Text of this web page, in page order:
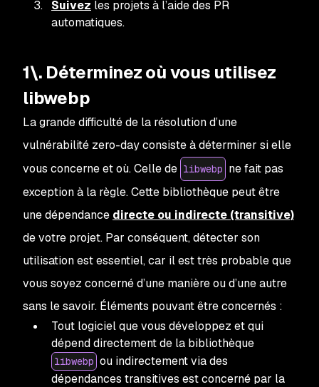
Suivez les projets à l’aide des PR
automatiques.
1\. Déterminez où vous utilisez
libwebp
La grande difficulté de la résolution d’une
vulnérabilité zero-day consiste à déterminer si elle
vous concerne et où. Celle de libwebp ne fait pas
exception à la règle. Cette bibliothèque peut être
une dépendance directe ou indirecte (transitive)
de votre projet. Par conséquent, détecter son
utilisation est essentiel, car il est très probable que
vous soyez concerné d’une manière ou d’une autre
sans le savoir. Éléments pouvant être concernés :
Tout logiciel que vous développez et qui
dépend directement de la bibliothèque
libwebp ou indirectement via des
dépendances transitives est concerné par la